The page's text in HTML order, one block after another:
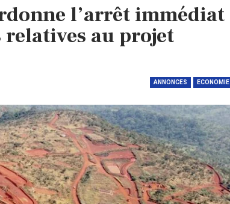
l’arrêt immédiat
au projet
ANNONCES ECONOMIE